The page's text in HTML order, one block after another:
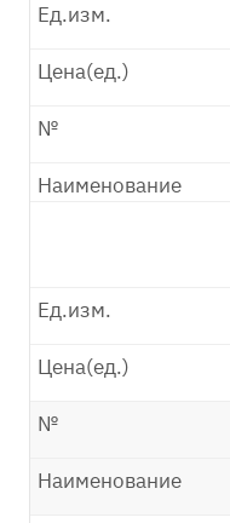
Ед.изм.
Цена(ед.)
№
Наименование
Ед.изм.
Цена(ед.)
№
Наименование